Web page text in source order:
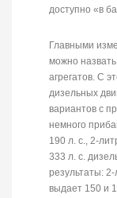
доступно «в
Главными
можно
агрегатов. С
дизельных
вариантов с
немного
190 л. с., 2-
333 л. с.
результаты:
выдает 150 и